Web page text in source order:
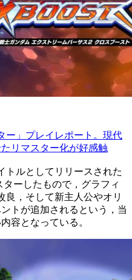
」プレイレポート。現代
リマスター化が好感触
トルとしてリリースされた
ターしたもので，グラフィ
良，そして新主人公やオリ
トが追加されるという，当
容となっている。